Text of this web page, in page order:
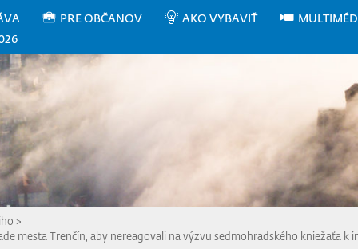
PRE OBČANOV AKO VYBAVIŤ
>
mesta Trenčín, aby nereagovali na výzvu sedmohradského kniežaťa k